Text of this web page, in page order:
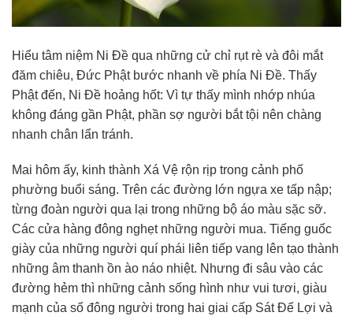
Hiểu tâm niệm Ni Ðề qua những cử chỉ rụt rè và đôi mắt
đăm chiêu, Ðức Phật bước nhanh về phía Ni Ðề. Thấy
Phật đến, Ni Ðề hoảng hốt: Vì tự thấy mình nhớp nhúa
không đáng gần Phật, phần sợ người bắt tội nên chàng
nhanh chân lẩn tránh.
Mai hôm ấy, kinh thành Xá Vệ rộn rịp trong cảnh phố
phường buổi sáng. Trên các đường lớn ngựa xe tấp nập;
từng đoàn người qua lại trong những bộ áo màu sặc sỡ.
Các cửa hàng đông nghẹt những người mua. Tiếng guốc
giày của những người quí phái liên tiếp vang lên tạo thành
những âm thanh ồn ào náo nhiệt. Nhưng đi sâu vào các
đường hẻm thì những cảnh sống hình như vui tươi, giàu
mạnh của số đông người trong hai giai cấp Sát Ðế Lợi và